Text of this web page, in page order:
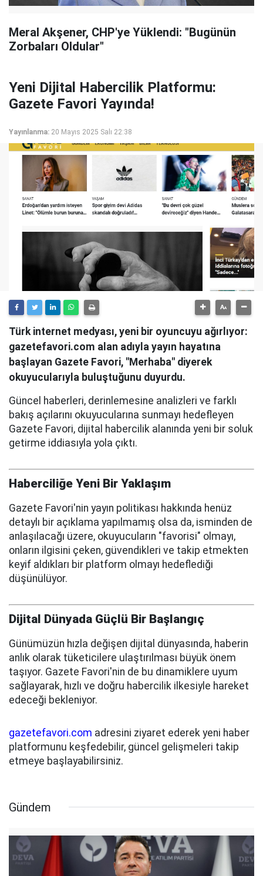
Meral Akşener, CHP'ye Yüklendi: "Bugünün
Zorbaları Oldular"
Yeni Dijital Habercilik Platformu:
Gazete Favori Yayında!
Yayınlanma: 20 Mayıs 2025 Salı 22:38
Türk internet medyası, yeni bir oyuncuyu ağırlıyor:
gazetefavori.com alan adıyla yayın hayatına
başlayan Gazete Favori, "Merhaba" diyerek
okuyucularıyla buluştuğunu duyurdu.
Güncel haberleri, derinlemesine analizleri ve farklı
bakış açılarını okuyucularına sunmayı hedefleyen
Gazete Favori, dijital habercilik alanında yeni bir soluk
getirme iddiasıyla yola çıktı.
Haberciliğe Yeni Bir Yaklaşım
Gazete Favori'nin yayın politikası hakkında henüz
detaylı bir açıklama yapılmamış olsa da, isminden de
anlaşılacağı üzere, okuyucuların "favorisi" olmayı,
onların ilgisini çeken, güvendikleri ve takip etmekten
keyif aldıkları bir platform olmayı hedeflediği
düşünülüyor.
Dijital Dünyada Güçlü Bir Başlangıç
Günümüzün hızla değişen dijital dünyasında, haberin
anlık olarak tüketicilere ulaştırılması büyük önem
taşıyor. Gazete Favori'nin de bu dinamiklere uyum
sağlayarak, hızlı ve doğru habercilik ilkesiyle hareket
edeceği bekleniyor.
gazetefavori.com adresini ziyaret ederek yeni haber
platformunu keşfedebilir, güncel gelişmeleri takip
etmeye başlayabilirsiniz.
Gündem